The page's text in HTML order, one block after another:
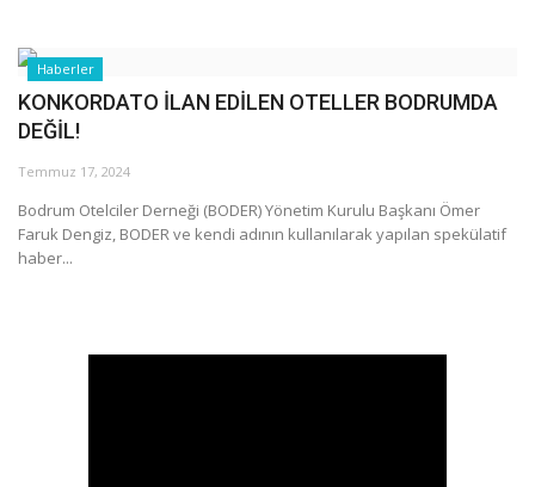
Haberler
KONKORDATO İLAN EDİLEN OTELLER BODRUMDA
DEĞİL!
Temmuz 17, 2024
Bodrum Otelciler Derneği (BODER) Yönetim Kurulu Başkanı Ömer
Faruk Dengiz, BODER ve kendi adının kullanılarak yapılan spekülatif
haber...